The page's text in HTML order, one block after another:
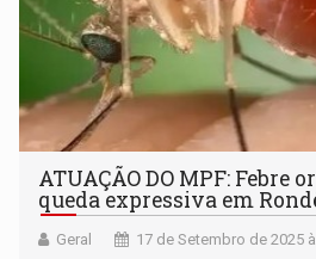
ATUAÇÃO DO MPF: Febre
queda expressiva em
Geral 17 de Setembro de 2025